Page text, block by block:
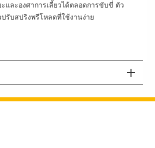
และองศาการเลี้ยวได้ตลอดการขับขี่ ตัว
รับสปริงพรีโหลดที่ใช้งานง่าย